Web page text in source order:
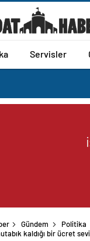
Servisler
Gündem Politika
kaldığı bir ücret